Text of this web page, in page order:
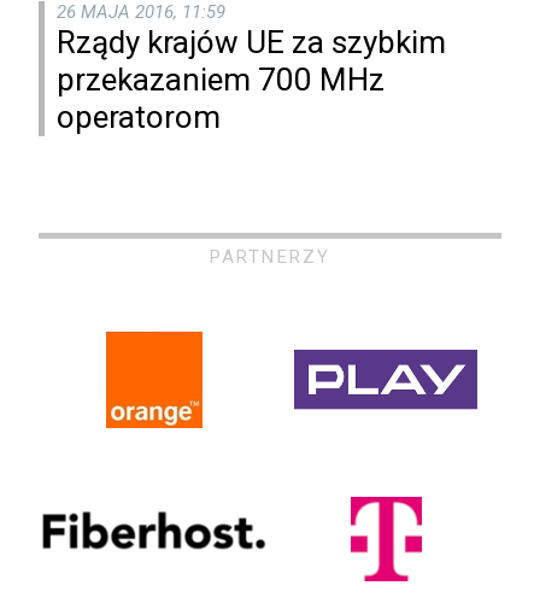
26 MAJA 2016, 11:59
Rządy krajów UE za szybkim
przekazaniem 700 MHz
operatorom
PARTNERZY